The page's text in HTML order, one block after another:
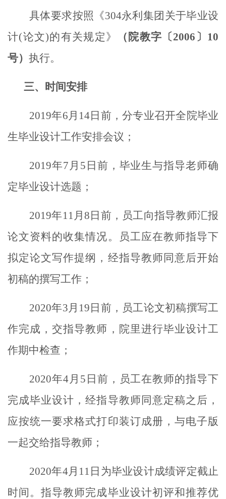
具体要求按照《304永利集团关于毕业设
计(论文)的有关规定》 （院教字〔 2006 〕 10
号） 执行。
三、时间安排
2019年6月 14日前，分专业召开全院毕业
生毕业设计工作安排会议；
2019年7 月 5 日前，毕业生与指导老师确
定毕业设计选题；
2019年11 月 8 日前，员工向指导教师汇报
论文资料的收集情况。员工应在教师指导下
拟定论文写作提纲，经指导教师同意后开始
初稿的撰写工作；
2020年3月 19 日前，员工论文初稿撰写工
作完成，交指导教师，院里进行毕业设计工
作期中检查；
2020年4月 5 日前，员工在教师的指导下
完成毕业设计，经指导教师同意定稿之后，
应按统一要求格式打印装订成册，与电子版
一起交给指导教师；
2020年4月 11 日为毕业设计成绩评定截止
时间。指导教师完成毕业设计初评和推荐优